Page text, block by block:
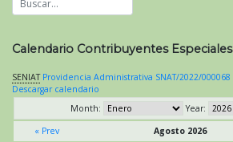
Calendario Contribuyentes Especiales
SENIAT Providencia Administrativa SNAT/2022/000068
Descargar calendario
Month:
Year:
« Prev
Agosto 2026